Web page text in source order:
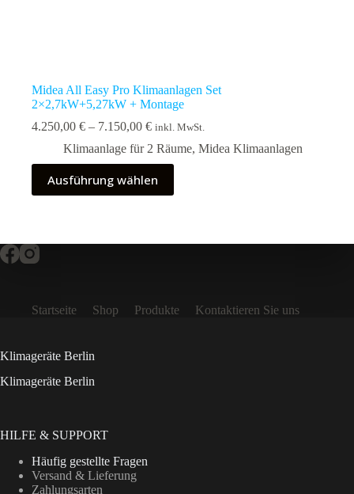
Midea All Easy Pro Klimaanlagen Set
2×2,7kW+5,27kW + Montage
4.250,00 € – 7.150,00 €Preisspanne:
bis
7.150,00 €
inkl. MwSt.
Klimaanlage für 2 Räume, Midea Klimaanlagen
Ausführung wählen
Dieses
Produkt
weist
auf.
Die
der
werden
Startseite Shop Produkte Kontaktieren Sie uns
Klimageräte Berlin
Klimageräte Berlin
HILFE & SUPPORT
Häufig gestellte Fragen
Versand & Lieferung
Zahlungsarten